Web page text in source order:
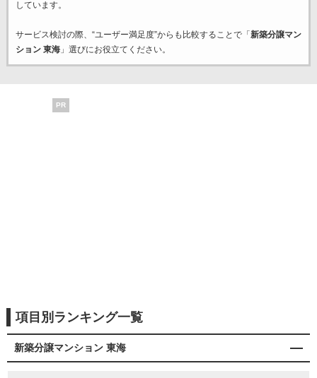
しています。
サービス検討の際、“ユーザー満足度”からも比較することで「 新築分譲マン
ション 東海」選びにお役立てください。
PR
項目別ランキング一覧
新築分譲マンション 東海